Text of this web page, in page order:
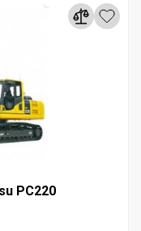
PC220